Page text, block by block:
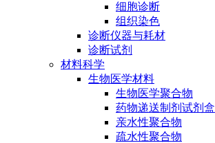
细胞诊断
组织染色
诊断仪器与耗材
诊断试剂
材料科学
生物医学材料
生物医学聚合物
药物递送制剂试剂盒
亲水性聚合物
疏水性聚合物